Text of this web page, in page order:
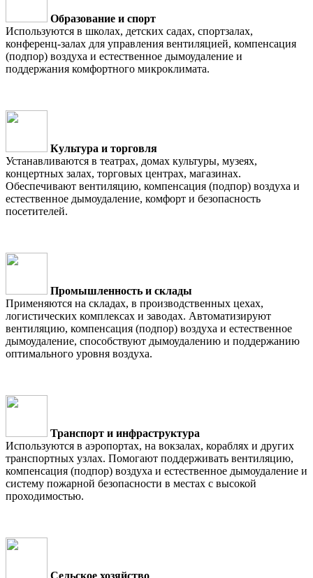
Образование и спорт
Используются в школах, детских садах, спортзалах,
конференц-залах для управления вентиляцией, компенсация
(подпор) воздуха и естественное дымоудаление и
поддержания комфортного микроклимата.
Культура и торговля
Устанавливаются в театрах, домах культуры, музеях,
концертных залах, торговых центрах, магазинах.
Обеспечивают вентиляцию, компенсация (подпор) воздуха и
естественное дымоудаление, комфорт и безопасность
посетителей.
Промышленность и склады
Применяются на складах, в производственных цехах,
логистических комплексах и заводах. Автоматизируют
вентиляцию, компенсация (подпор) воздуха и естественное
дымоудаление, способствуют дымоудалению и поддержанию
оптимального уровня воздуха.
Транспорт и инфраструктура
Используются в аэропортах, на вокзалах, кораблях и других
транспортных узлах. Помогают поддерживать вентиляцию,
компенсация (подпор) воздуха и естественное дымоудаление и
систему пожарной безопасности в местах с высокой
проходимостью.
Сельское хозяйство